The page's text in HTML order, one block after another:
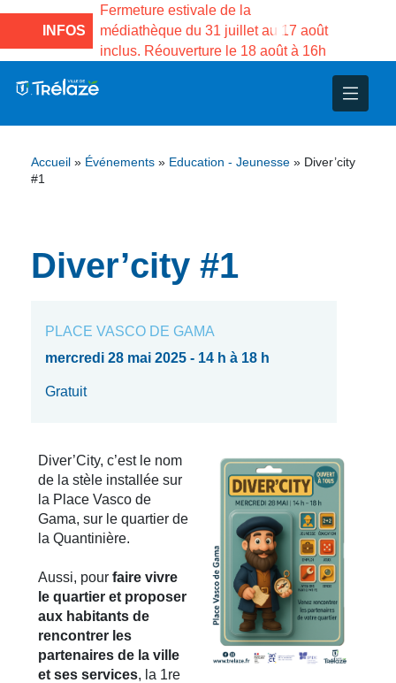
INFOS
la Maison des
de Gama du
Fermeture estivale de la
médiathèque du 31 juillet au 17 août
inclus. Réouverture le 18 août à 16h
et d’animations
Projets
– Jumelage
Accueil » Événements » Education - Jeunesse » Diver’city
#1
Diver’city #1
PLACE VASCO DE GAMA
mercredi 28 mai 2025 - 14 h à 18 h
Gratuit
Diver’City, c’est le nom
de la stèle installée sur
la Place Vasco de
Gama, sur le quartier de
la Quantinière.
Aussi, pour faire vivre
le quartier et proposer
aux habitants de
rencontrer les
partenaires de la ville
et ses services, la 1re